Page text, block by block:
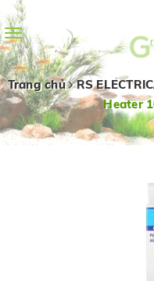
Toggle
navigation
Trang chủ RS
Heater